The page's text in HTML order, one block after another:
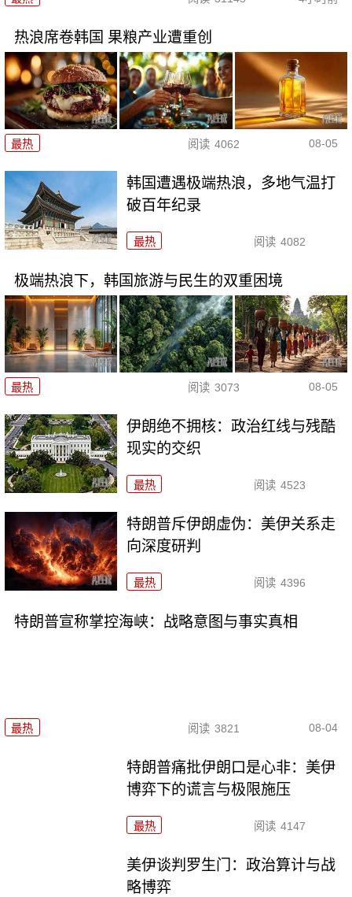
热浪席卷韩国 果粮产业遭重创
最热 阅读 4062 08-05
韩国遭遇极端热浪，多地气温打
破百年纪录
最热 阅读 4082
极端热浪下，韩国旅游与民生的双重困境
最热 阅读 3073 08-05
伊朗绝不拥核：政治红线与残酷
现实的交织
最热 阅读 4523
特朗普斥伊朗虚伪：美伊关系走
向深度研判
最热 阅读 4396
特朗普宣称掌控海峡：战略意图与事实真相
最热 阅读 3821 08-04
特朗普痛批伊朗口是心非：美伊
博弈下的谎言与极限施压
最热 阅读 4147
美伊谈判罗生门：政治算计与战
略博弈